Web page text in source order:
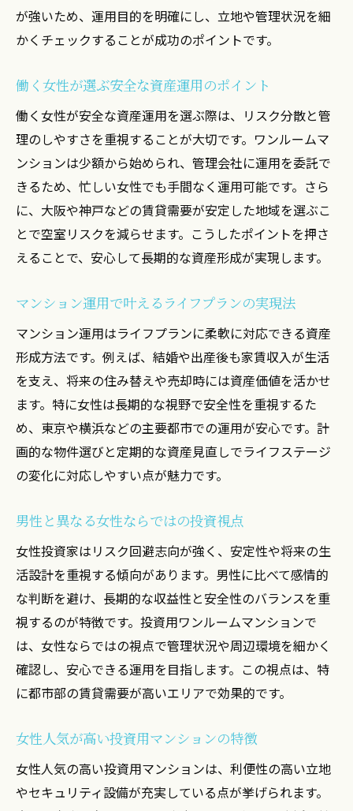
が強いため、運用目的を明確にし、立地や管理状況を細
かくチェックすることが成功のポイントです。
働く女性が選ぶ安全な資産運用のポイント
働く女性が安全な資産運用を選ぶ際は、リスク分散と管
理のしやすさを重視することが大切です。ワンルームマ
ンションは少額から始められ、管理会社に運用を委託で
きるため、忙しい女性でも手間なく運用可能です。さら
に、大阪や神戸などの賃貸需要が安定した地域を選ぶこ
とで空室リスクを減らせます。こうしたポイントを押さ
えることで、安心して長期的な資産形成が実現します。
マンション運用で叶えるライフプランの実現法
マンション運用はライフプランに柔軟に対応できる資産
形成方法です。例えば、結婚や出産後も家賃収入が生活
を支え、将来の住み替えや売却時には資産価値を活かせ
ます。特に女性は長期的な視野で安全性を重視するた
め、東京や横浜などの主要都市での運用が安心です。計
画的な物件選びと定期的な資産見直しでライフステージ
の変化に対応しやすい点が魅力です。
男性と異なる女性ならではの投資視点
女性投資家はリスク回避志向が強く、安定性や将来の生
活設計を重視する傾向があります。男性に比べて感情的
な判断を避け、長期的な収益性と安全性のバランスを重
視するのが特徴です。投資用ワンルームマンションで
は、女性ならではの視点で管理状況や周辺環境を細かく
確認し、安心できる運用を目指します。この視点は、特
に都市部の賃貸需要が高いエリアで効果的です。
女性人気が高い投資用マンションの特徴
女性人気の高い投資用マンションは、利便性の高い立地
やセキュリティ設備が充実している点が挙げられます。